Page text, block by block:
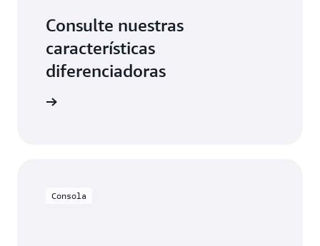
Consulte nuestras
características
diferenciadoras
Consola